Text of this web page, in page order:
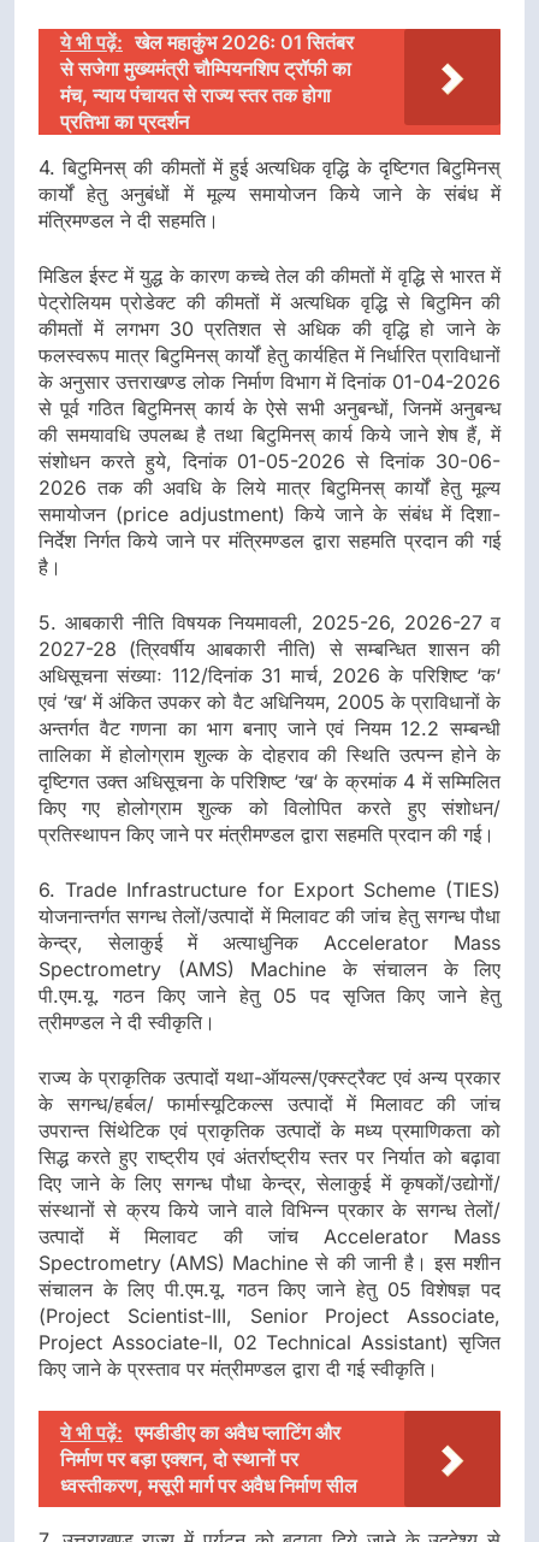
ये भी पढ़ें: खेल महाकुंभ 2026ः 01 सितंबर
से सजेगा मुख्यमंत्री चौम्पियनशिप ट्रॉफी का
मंच, न्याय पंचायत से राज्य स्तर तक होगा
प्रतिभा का प्रदर्शन
4. बिटुमिनस् की कीमतों में हुई अत्यधिक वृद्धि के दृष्टिगत बिटुमिनस्
कार्यों हेतु अनुबंधों में मूल्य समायोजन किये जाने के संबंध में
मंत्रिमण्डल ने दी सहमति।
मिडिल ईस्ट में युद्ध के कारण कच्चे तेल की कीमतों में वृद्धि से भारत में
पेट्रोलियम प्रोडेक्ट की कीमतों में अत्यधिक वृद्धि से बिटुमिन की
कीमतों में लगभग 30 प्रतिशत से अधिक की वृद्धि हो जाने के
फलस्वरूप मात्र बिटुमिनस् कार्यों हेतु कार्यहित में निर्धारित प्राविधानों
के अनुसार उत्तराखण्ड लोक निर्माण विभाग में दिनांक 01-04-2026
से पूर्व गठित बिटुमिनस् कार्य के ऐसे सभी अनुबन्धों, जिनमें अनुबन्ध
की समयावधि उपलब्ध है तथा बिटुमिनस् कार्य किये जाने शेष हैं, में
संशोधन करते हुये, दिनांक 01-05-2026 से दिनांक 30-06-
2026 तक की अवधि के लिये मात्र बिटुमिनस् कार्यों हेतु मूल्य
समायोजन (price adjustment) किये जाने के संबंध में दिशा-
निर्देश निर्गत किये जाने पर मंत्रिमण्डल द्वारा सहमति प्रदान की गई
है।
5. आबकारी नीति विषयक नियमावली, 2025-26, 2026-27 व
2027-28 (त्रिवर्षीय आबकारी नीति) से सम्बन्धित शासन की
अधिसूचना संख्याः 112/दिनांक 31 मार्च, 2026 के परिशिष्ट ‘क‘
एवं ‘ख‘ में अंकित उपकर को वैट अधिनियम, 2005 के प्राविधानों के
अन्तर्गत वैट गणना का भाग बनाए जाने एवं नियम 12.2 सम्बन्धी
तालिका में होलोग्राम शुल्क के दोहराव की स्थिति उत्पन्न होने के
दृष्टिगत उक्त अधिसूचना के परिशिष्ट ‘ख‘ के क्रमांक 4 में सम्मिलित
किए गए होलोग्राम शुल्क को विलोपित करते हुए संशोधन/
प्रतिस्थापन किए जाने पर मंत्रीमण्डल द्वारा सहमति प्रदान की गई।
6. Trade Infrastructure for Export Scheme (TIES)
योजनान्तर्गत सगन्ध तेलों/उत्पादों में मिलावट की जांच हेतु सगन्ध पौधा
केन्द्र, सेलाकुई में अत्याधुनिक Accelerator Mass
Spectrometry (AMS) Machine के संचालन के लिए
पी.एम.यू. गठन किए जाने हेतु 05 पद सृजित किए जाने हेतु
त्रीमण्डल ने दी स्वीकृति।
राज्य के प्राकृतिक उत्पादों यथा-ऑयल्स/एक्स्ट्रैक्ट एवं अन्य प्रकार
के सगन्ध/हर्बल/ फार्मास्यूटिकल्स उत्पादों में मिलावट की जांच
उपरान्त सिंथेटिक एवं प्राकृतिक उत्पादों के मध्य प्रमाणिकता को
सिद्ध करते हुए राष्ट्रीय एवं अंतर्राष्ट्रीय स्तर पर निर्यात को बढ़ावा
दिए जाने के लिए सगन्ध पौधा केन्द्र, सेलाकुई में कृषकों/उद्योगों/
संस्थानों से क्रय किये जाने वाले विभिन्न प्रकार के सगन्ध तेलों/
उत्पादों में मिलावट की जांच Accelerator Mass
Spectrometry (AMS) Machine से की जानी है। इस मशीन
संचालन के लिए पी.एम.यू. गठन किए जाने हेतु 05 विशेषज्ञ पद
(Project Scientist-III, Senior Project Associate,
Project Associate-II, 02 Technical Assistant) सृजित
किए जाने के प्रस्ताव पर मंत्रीमण्डल द्वारा दी गई स्वीकृति।
ये भी पढ़ें: एमडीडीए का अवैध प्लाटिंग और
निर्माण पर बड़ा एक्शन, दो स्थानों पर
ध्वस्तीकरण, मसूरी मार्ग पर अवैध निर्माण सील